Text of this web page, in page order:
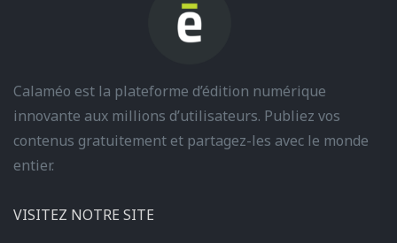
Calaméo est la plateforme d’édition numérique
innovante aux millions d’utilisateurs. Publiez vos
contenus gratuitement et partagez-les avec le monde
entier.
VISITEZ NOTRE SITE